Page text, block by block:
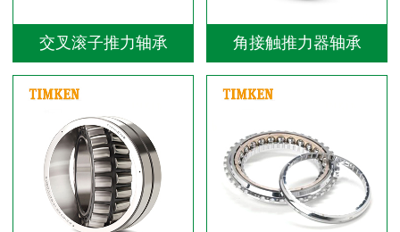
交叉滚子推力轴承 角接触推力器轴承